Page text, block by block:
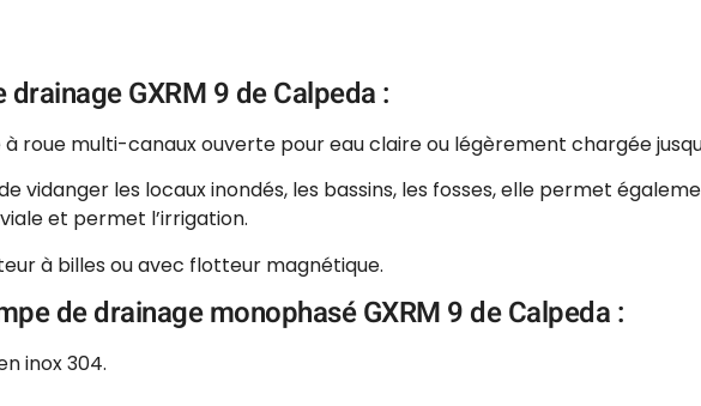
GXRM 9 de Calpeda :
roue multi-canaux ouverte pour eau claire ou légèrement chargée
vidanger les locaux inondés, les bassins, les fosses, elle permet
et permet l’irrigation.
à billes ou avec flotteur magnétique.
de drainage monophasé GXRM 9 de Calpeda :
inox 304.